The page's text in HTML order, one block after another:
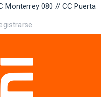
Monterrey 080 // CC Puerta